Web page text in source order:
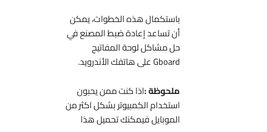
باستكمال هذه الخطوات، يمكن
أن تساعد إعادة ضبط المصنع في
حل مشاكل لوحة المفاتيح
Gboard على هاتفك الأندرويد.
ملحوظة :اذا كنت ممن يحبون
استخدام الكمبيوتر بشكل اكثر من
الموبايل فيمكنك تحميل هذا